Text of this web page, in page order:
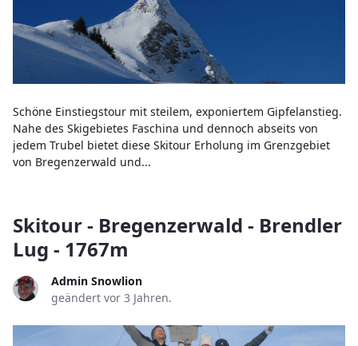
Schöne Einstiegstour mit steilem, exponiertem Gipfelanstieg.
Nahe des Skigebietes Faschina und dennoch abseits von
jedem Trubel bietet diese Skitour Erholung im Grenzgebiet
von Bregenzerwald und...
Skitour - Bregenzerwald - Brendler
Lug - 1767m
Admin Snowlion
geändert vor 3 Jahren.